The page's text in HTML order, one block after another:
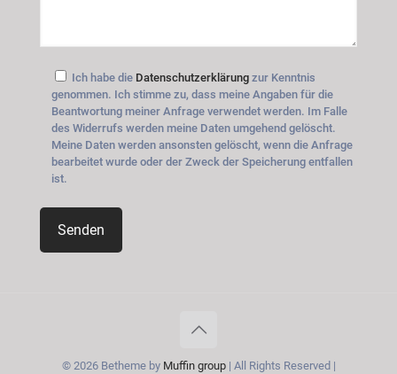
Ich habe die Datenschutzerklärung zur Kenntnis
genommen. Ich stimme zu, dass meine Angaben für die
Beantwortung meiner Anfrage verwendet werden. Im Falle
des Widerrufs werden meine Daten umgehend gelöscht.
Meine Daten werden ansonsten gelöscht, wenn die Anfrage
bearbeitet wurde oder der Zweck der Speicherung entfallen
ist.
© 2026 Betheme by Muffin group| All Rights Reserved |